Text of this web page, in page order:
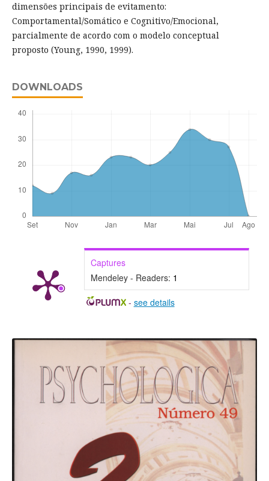
dimensões principais de evitamento:
Comportamental/Somático e Cognitivo/Emocional,
parcialmente de acordo com o modelo conceptual
proposto (Young, 1990, 1999).
DOWNLOADS
Captures
Mendeley - Readers: 1
- see details